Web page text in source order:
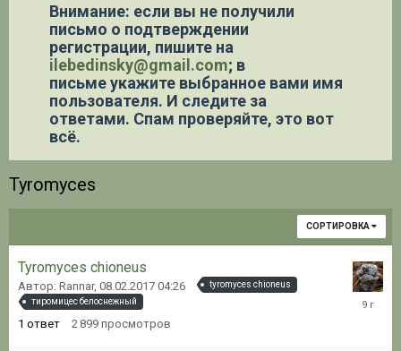
Внимание: если вы не получили
письмо о подтверждении
регистрации, пишите на
ilebedinsky@gmail.com; в
письме укажите выбранное вами имя
пользователя. И следите за
ответами. Спам проверяйте, это вот
всё.
Tyromyces
СОРТИРОВКА
Tyromyces chioneus
Автор: Rannar, 08.02.2017 04:26
tyromyces chioneus
тиромицес белоснежный
1 ответ 2 899 просмотров